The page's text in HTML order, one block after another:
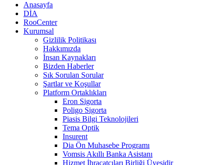
Anasayfa
DİA
RooCenter
Kurumsal
Gizlilik Politikası
Hakkımızda
İnsan Kaynakları
Bizden Haberler
Sık Sorulan Sorular
Şartlar ve Koşullar
Platform Ortaklıkları
Eron Sigorta
Poligo Sigorta
Piasis Bilgi Teknolojileri
Tema Optik
Insurent
Dia Ön Muhasebe Programı
Vomsis Akıllı Banka Asistanı
Hizmet İhracatçıları Birliği Üyesidir